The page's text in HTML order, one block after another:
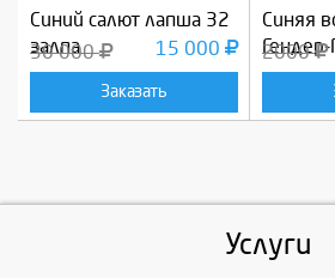
Синий салют лапша 32
залпа
30 000 15 000
Заказать
Синяя
Гендер-
2000
Услуги